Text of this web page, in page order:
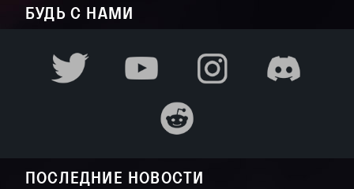
БУДЬ С НАМИ
ПОСЛЕДНИЕ НОВОСТИ